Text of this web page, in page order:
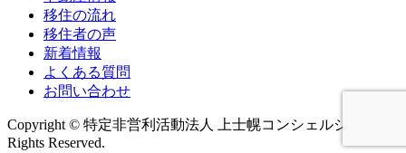
移住の流れ
移住者の声
新着情報
よくある質問
お問い合わせ
Copyright © 特定非営利活動法人 上士幌コンシェルジュ All
Rights Reserved.